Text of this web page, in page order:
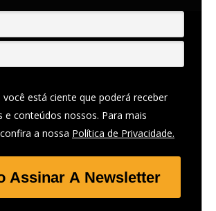
você está ciente que poderá receber
e conteúdos nossos. Para mais
a nossa Política de Privacidade.
Assinar A Newsletter